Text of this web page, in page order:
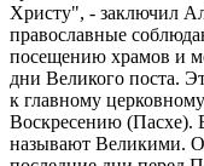
Христу", - заключил
православные
посещению храмов и
дни Великого поста.
к главному
Воскресению (Пасхе).
называют Великими.